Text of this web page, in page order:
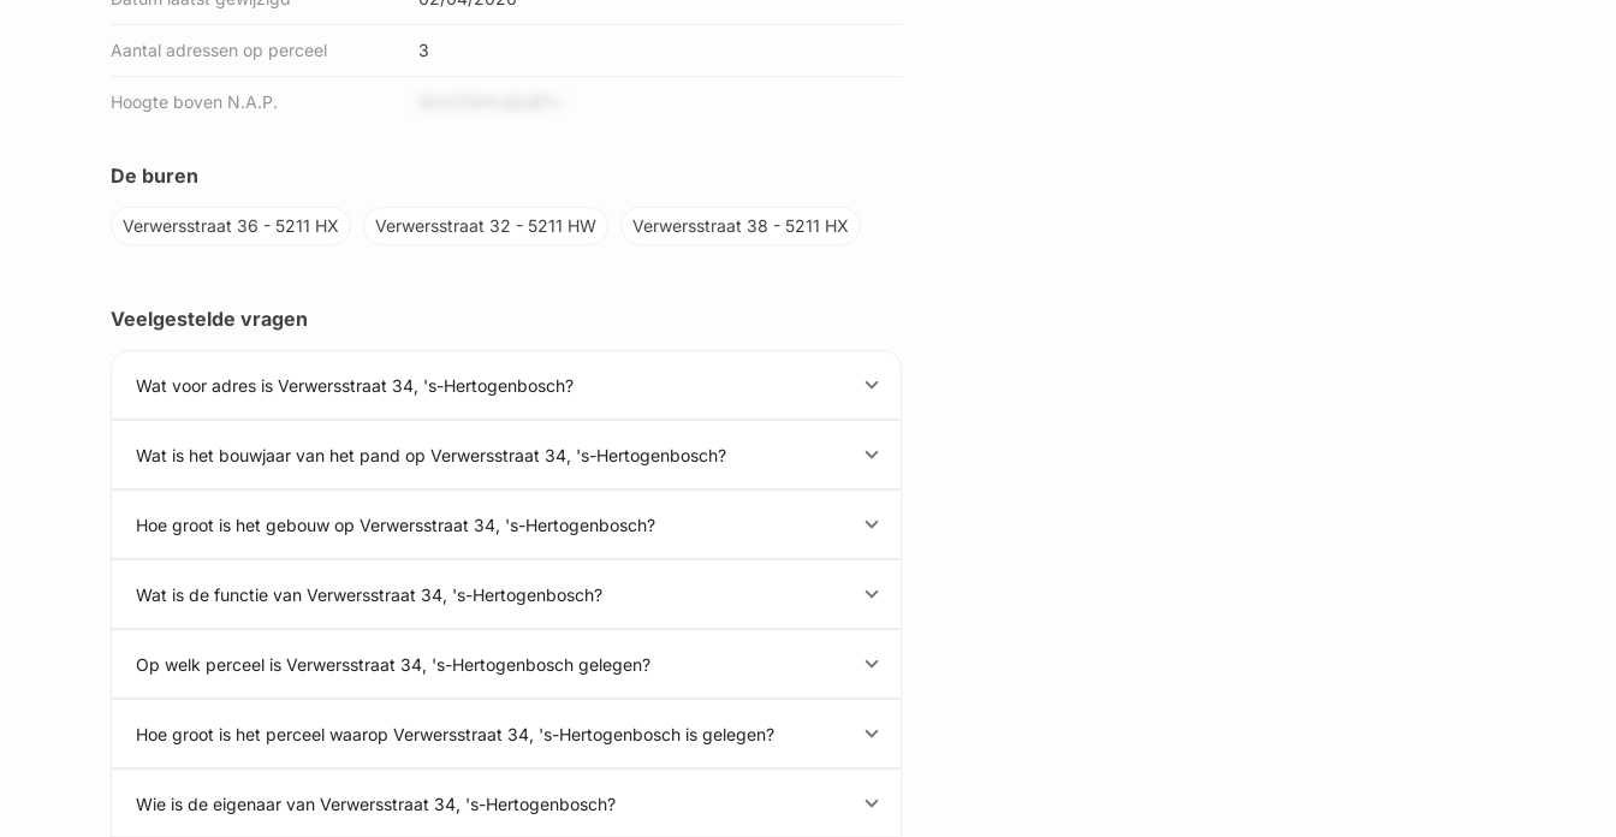
Aantal adressen op perceel 3
Hoogte boven N.A.P.
De buren
Verwersstraat 36 - 5211 HX Verwersstraat 32 - 5211 HW Verwersstraat 38 - 5211 HX
Veelgestelde vragen
Wat voor adres is Verwersstraat 34, 's-Hertogenbosch?
Wat is het bouwjaar van het pand op Verwersstraat 34, 's-Hertogenbosch?
Hoe groot is het gebouw op Verwersstraat 34, 's-Hertogenbosch?
Wat is de functie van Verwersstraat 34, 's-Hertogenbosch?
Op welk perceel is Verwersstraat 34, 's-Hertogenbosch gelegen?
Hoe groot is het perceel waarop Verwersstraat 34, 's-Hertogenbosch is gelegen?
Wie is de eigenaar van Verwersstraat 34, 's-Hertogenbosch?